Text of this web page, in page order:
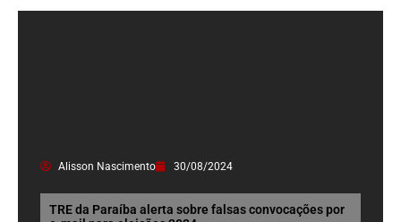
Alisson Nascimento 30/08/2024
TRE da Paraíba alerta sobre falsas convocações por